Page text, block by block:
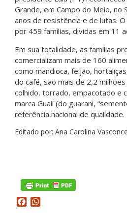
Grande, em Campo do Meio, no
anos de resistência e de lutas.
por 459 famílias, dividas em 11
Em sua totalidade, as famílias
comercializam mais de 160
como mandioca, feijão,
do café, são mais de 2,2
colhido, torrado, empacotado e
marca Guaií (do guarani,
referência nacional de qualidade.
Editado por: Ana Carolina
Facebook